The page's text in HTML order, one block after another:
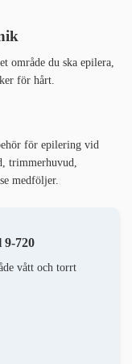
område du ska epilera,
för hårt.
för epilering vid
trimmerhuvud,
medföljer.
720
vått och torrt